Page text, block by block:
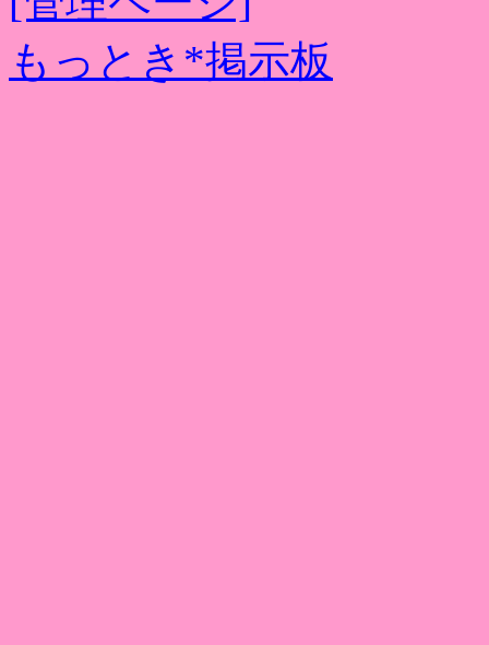
もっとき*掲示板